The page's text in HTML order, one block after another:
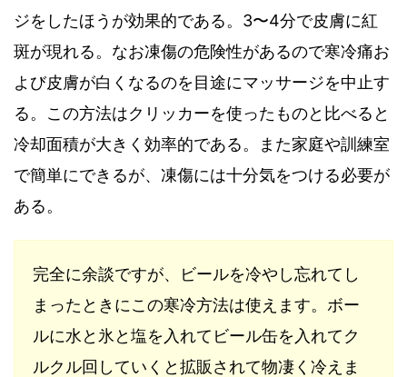
ジをしたほうが効果的である。 3〜4分で皮膚に紅
斑が現れる。なお凍傷の危険性があるので寒冷痛お
よび皮膚が白くなるのを目途にマッサージを中止す
る。 この方法はクリッカーを使ったものと比べると
冷却面積が大きく効率的である。また家庭や訓練室
で簡単にできるが、 凍傷には十分気をつける必要が
ある。
完全に余談ですが、ビールを冷やし忘れてし
まったときにこの寒冷方法は使えます。ボー
ルに水と氷と塩を入れてビール缶を入れてク
ルクル回していくと拡販されて物凄く冷えま